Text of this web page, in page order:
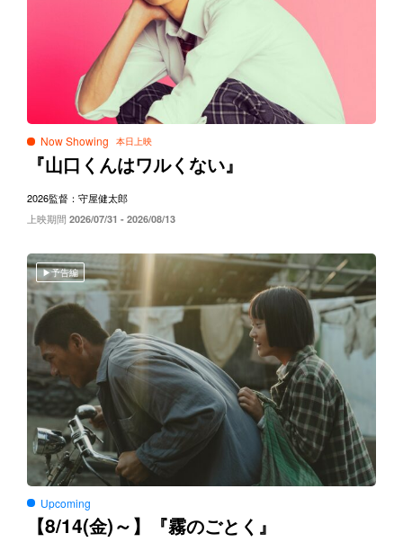
Now Showing
『山口くんはワルくない』
2026監督：守屋健太郎
上映期間 2026/07/31 - 2026/08/13
予告編
Upcoming
【8/14(金)～】『霧のごとく』